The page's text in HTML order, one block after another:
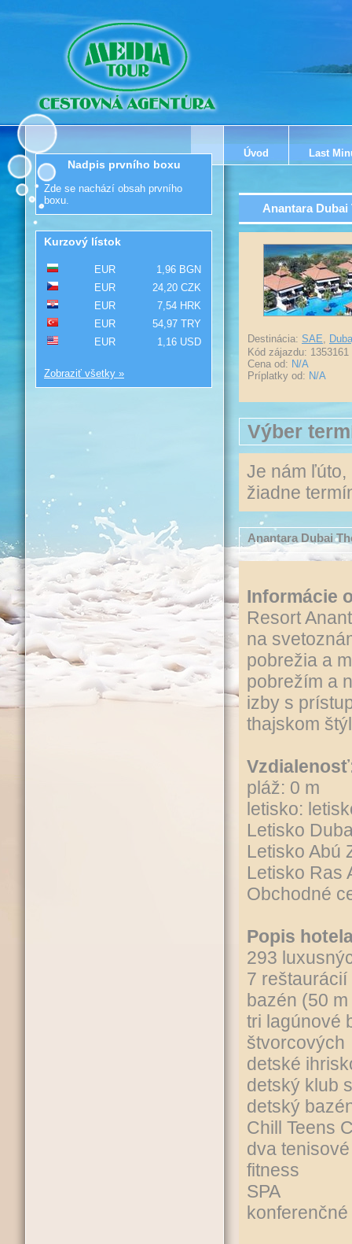
Úvod Last
Anantara Dubai
Destinácia: SAE,
Kód zájazdu: 1353161
Cena od: N/A
Príplatky od: N/A
Výber
Je nám ľúto,
žiadne
Anantara Dubai
Informácie
Resort
na
pobrežia a
pobrežím a
izby s
thajskom
pláž: 0 m
letisko:
Letisko
Letisko Abú
Letisko Ras
Obchodné
Popis
293
7
bazén (50
tri lagúnové
štvorcových
detské
detský klub
detský
Chill Teens
dva
fitness
SPA
Nadpis prvního boxu
Zde se nachází obsah prvního
boxu.
Kurzový lístok
EUR
1,96 BGN
EUR
24,20 CZK
EUR
7,54 HRK
EUR
54,97 TRY
EUR
1,16 USD
Zobraziť všetky »